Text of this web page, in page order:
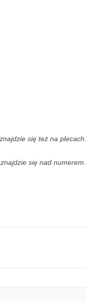
się też na plecach.
się nad numerem.